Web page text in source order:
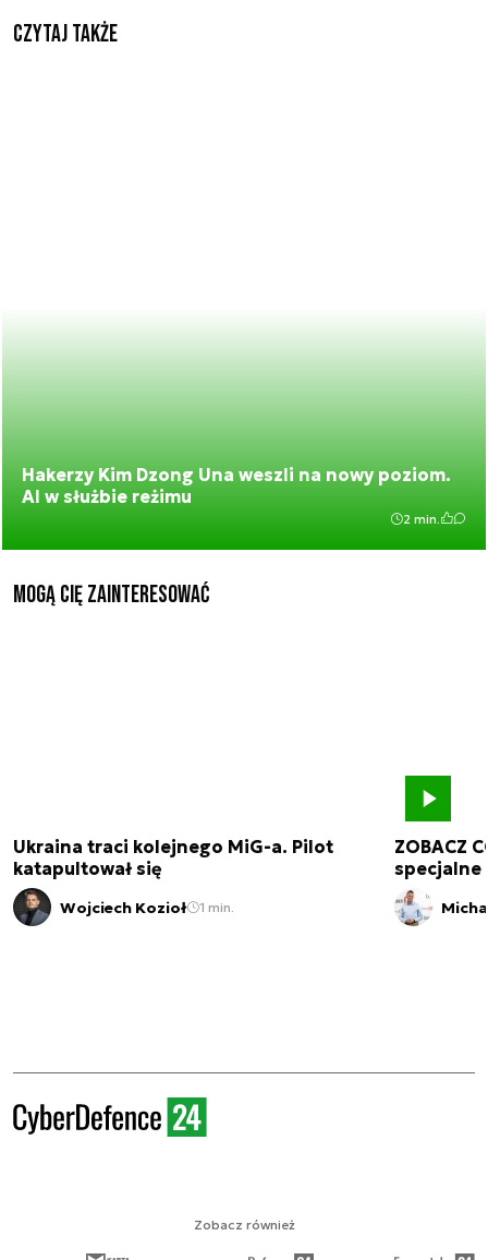
Czytaj także
Hakerzy Kim Dzong Una weszli na nowy poziom.
AI w służbie reżimu
2 min.
Mogą Cię zainteresować
Ukraina traci kolejnego MiG-a. Pilot
katapultował się
Wojciech Kozioł 1 min.
ZOBACZ
specjalne
Zobacz również